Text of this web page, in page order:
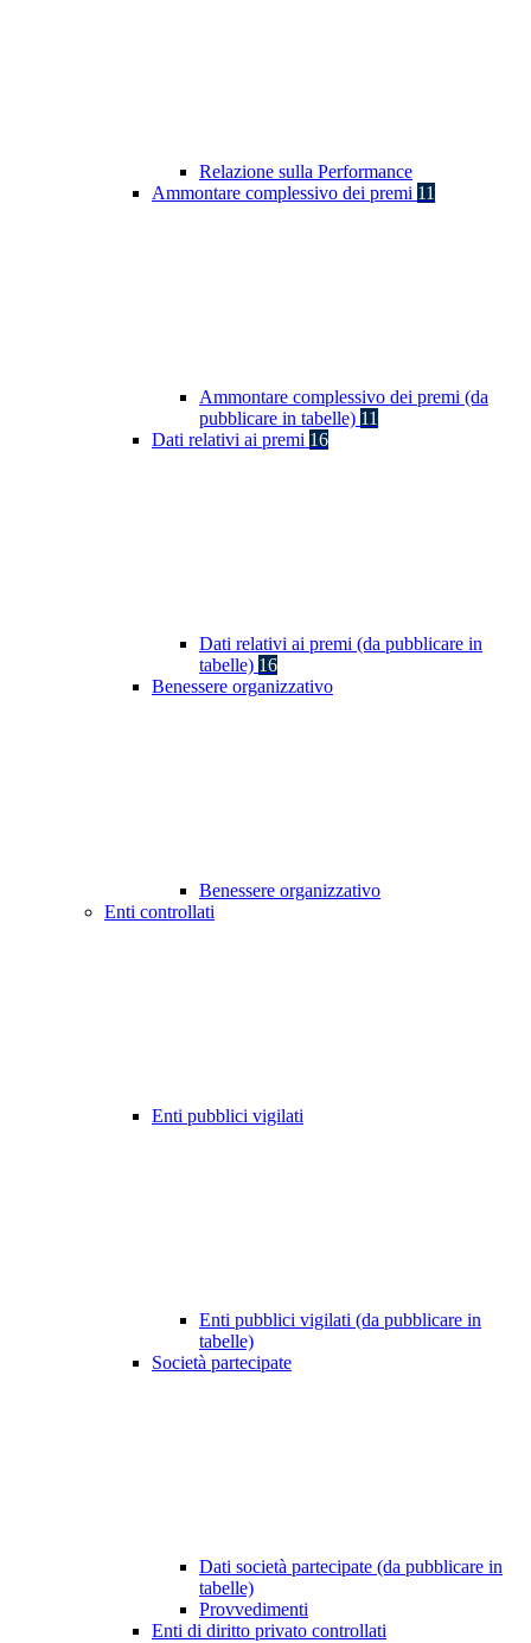
Relazione sulla Performance
Ammontare complessivo dei premi 11
Ammontare complessivo dei premi (da
pubblicare in tabelle) 11
Dati relativi ai premi 16
Dati relativi ai premi (da pubblicare in
tabelle) 16
Benessere organizzativo
Benessere organizzativo
Enti controllati
Enti pubblici vigilati
Enti pubblici vigilati (da pubblicare in
tabelle)
Società partecipate
Dati società partecipate (da pubblicare in
tabelle)
Provvedimenti
Enti di diritto privato controllati